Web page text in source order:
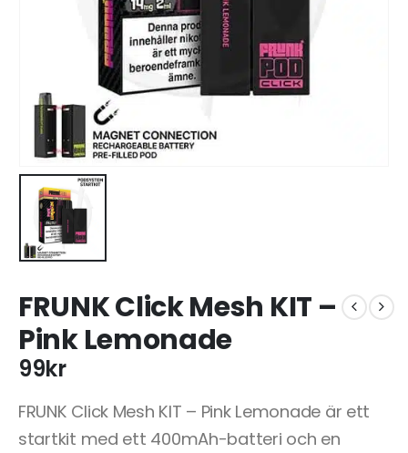
FRUNK Click Mesh KIT –
Pink Lemonade
99kr
FRUNK Click Mesh KIT – Pink Lemonade är ett
startkit med ett 400mAh-batteri och en